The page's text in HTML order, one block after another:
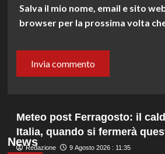
Salva il mio nome, email e sito
browser per la prossima volta
News
Meteo post Ferragosto: il
Italia, quando si fermerà
Redazione 9 Agosto 2026 : 11:35